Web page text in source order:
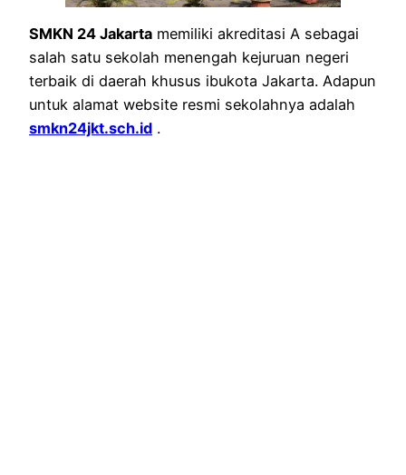
SMKN 24 Jakarta memiliki akreditasi A sebagai
salah satu sekolah menengah kejuruan negeri
terbaik di daerah khusus ibukota Jakarta. Adapun
untuk alamat website resmi sekolahnya adalah
smkn24jkt.sch.id .